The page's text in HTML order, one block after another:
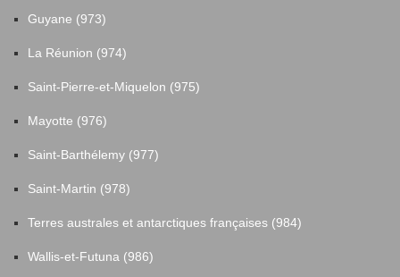
Guyane (973)
La Réunion (974)
Saint-Pierre-et-Miquelon (975)
Mayotte (976)
Saint-Barthélemy (977)
Saint-Martin (978)
Terres australes et antarctiques françaises (984)
Wallis-et-Futuna (986)